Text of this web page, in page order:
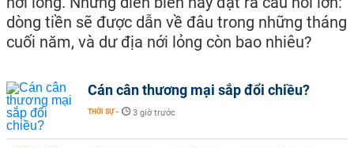
dòng tiền sẽ được dẫn về đâu trong những tháng
cuối năm, và dư địa nới lỏng còn bao nhiêu?
Cán cân thương mại sắp đổi chiều?
THỜI SỰ - 3 giờ trước